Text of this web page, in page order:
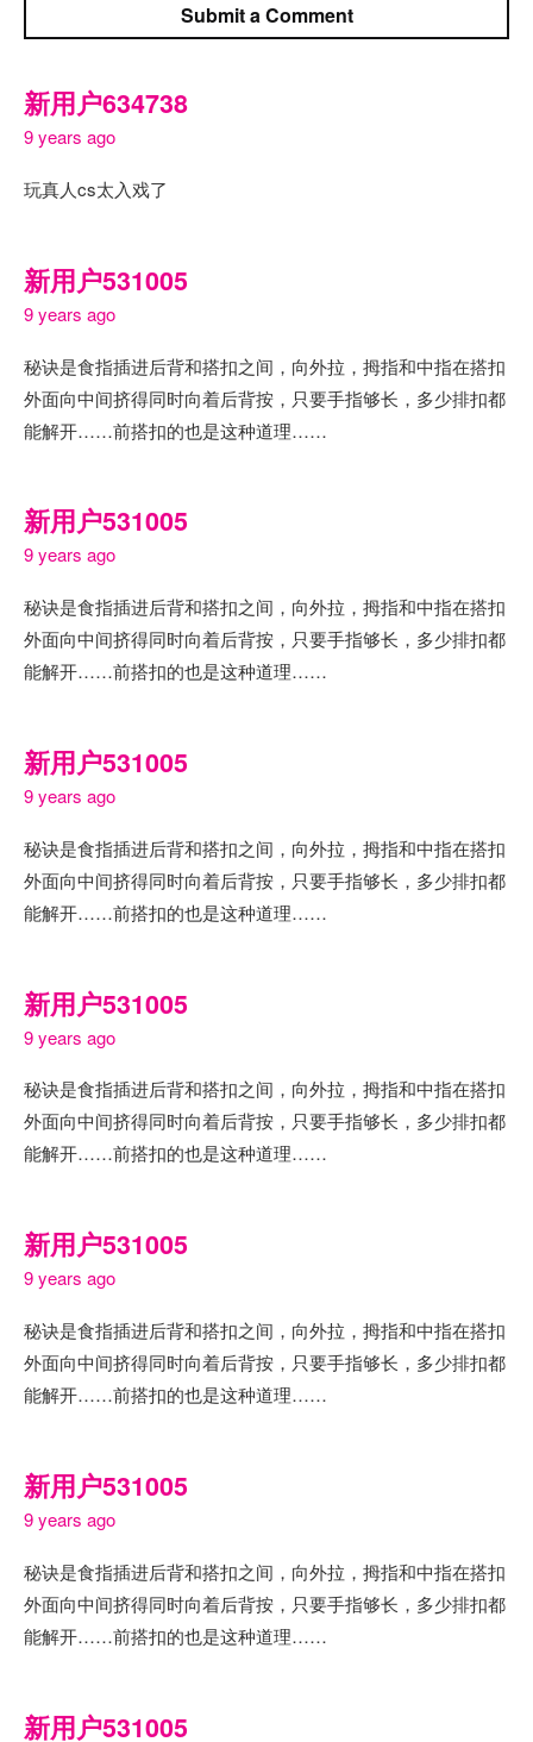
Submit a Comment
新用户634738
9 years ago
玩真人cs太入戏了
新用户531005
9 years ago
秘诀是食指插进后背和搭扣之间，向外拉，拇指和中指在搭扣
外面向中间挤得同时向着后背按，只要手指够长，多少排扣都
能解开……前搭扣的也是这种道理……
新用户531005
9 years ago
秘诀是食指插进后背和搭扣之间，向外拉，拇指和中指在搭扣
外面向中间挤得同时向着后背按，只要手指够长，多少排扣都
能解开……前搭扣的也是这种道理……
新用户531005
9 years ago
秘诀是食指插进后背和搭扣之间，向外拉，拇指和中指在搭扣
外面向中间挤得同时向着后背按，只要手指够长，多少排扣都
能解开……前搭扣的也是这种道理……
新用户531005
9 years ago
秘诀是食指插进后背和搭扣之间，向外拉，拇指和中指在搭扣
外面向中间挤得同时向着后背按，只要手指够长，多少排扣都
能解开……前搭扣的也是这种道理……
新用户531005
9 years ago
秘诀是食指插进后背和搭扣之间，向外拉，拇指和中指在搭扣
外面向中间挤得同时向着后背按，只要手指够长，多少排扣都
能解开……前搭扣的也是这种道理……
新用户531005
9 years ago
秘诀是食指插进后背和搭扣之间，向外拉，拇指和中指在搭扣
外面向中间挤得同时向着后背按，只要手指够长，多少排扣都
能解开……前搭扣的也是这种道理……
新用户531005